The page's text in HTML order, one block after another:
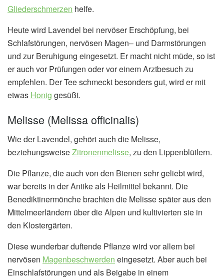
Gliederschmerzen helfe.
Heute wird Lavendel bei nervöser Erschöpfung, bei
Schlafstörungen, nervösen Magen– und Darmstörungen
und zur Beruhigung eingesetzt. Er macht nicht müde, so ist
er auch vor Prüfungen oder vor einem Arztbesuch zu
empfehlen. Der Tee schmeckt besonders gut, wird er mit
etwas Honig gesüßt.
Melisse (Melissa officinalis)
Wie der Lavendel, gehört auch die Melisse,
beziehungsweiseZitronenmelisse, zu den Lippenblütlern.
Die Pflanze, die auch von den Bienen sehr geliebt wird,
war bereits in der Antike als Heilmittel bekannt. Die
Benediktinermönche brachten die Melisse später aus den
Mittelmeerländern über die Alpen und kultivierten sie in
den Klostergärten.
Diese wunderbar duftende Pflanze wird vor allem bei
nervösen Magenbeschwerden eingesetzt. Aber auch bei
Einschlafstörungen und als Beigabe in einem